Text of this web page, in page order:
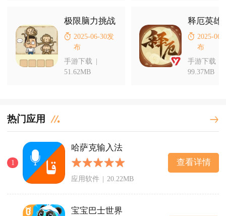
极限脑力挑战
2025-06-30发
布
手游下载 |
51.62MB
2025-06-
布
手游下载
99.37MB
热门应用
1
哈萨克输入法
应用软件 | 20.22MB
查看详情
宝宝巴士世界